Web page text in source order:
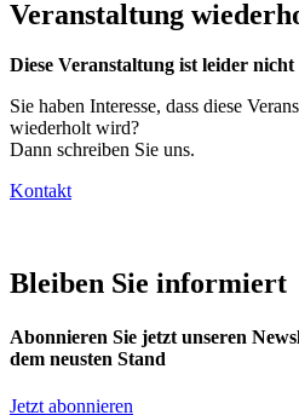
Veranstaltung
Diese Veranstaltung ist leider
Sie haben Interesse, dass diese
wiederholt wird?
Dann schreiben Sie uns.
Kontakt
Bleiben Sie informiert
Abonnieren Sie jetzt unseren
dem neusten Stand
Jetzt abonnieren